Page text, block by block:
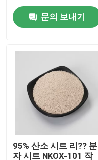
품질 관리
인용 을 요청 하십시오
PSA 분자체
분자 시트 제올라이트
문의 보내기
95% 산소 시트 리?? 분
자 시트 NKOX-101 작